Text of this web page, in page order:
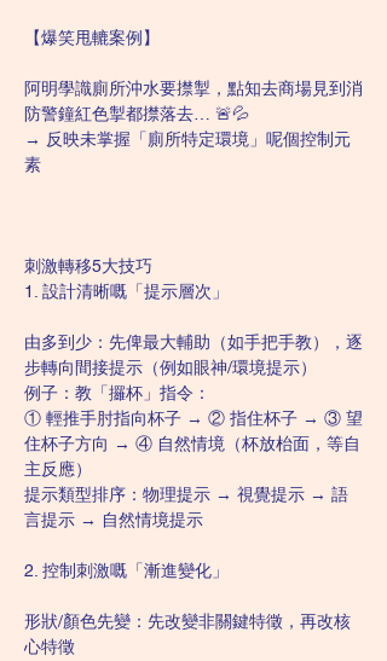
【爆笑甩轆案例】
阿明學識廁所沖水要㩒掣，點知去商場見到消
防警鐘紅色掣都㩒落去… 🚨💦
→ 反映未掌握「廁所特定環境」呢個控制元
素
刺激轉移5大技巧
1. 設計清晰嘅「提示層次」
由多到少：先俾最大輔助（如手把手教），逐
步轉向間接提示（例如眼神/環境提示）
例子：教「攞杯」指令：
① 輕推手肘指向杯子 → ② 指住杯子 → ③ 望
住杯子方向 → ④ 自然情境（杯放枱面，等自
主反應）
提示類型排序：物理提示 → 視覺提示 → 語
言提示 → 自然情境提示
2. 控制刺激嘅「漸進變化」
形狀/顏色先變：先改變非關鍵特徵，再改核
心特徵